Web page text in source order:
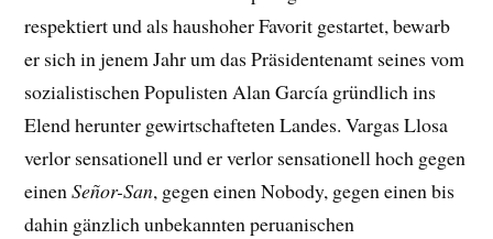
respektiert und als haushoher Favorit gestartet, bewarb
er sich in jenem Jahr um das Präsidentenamt seines vom
sozialistischen Populisten Alan García gründlich ins
Elend herunter gewirtschafteten Landes. Vargas Llosa
verlor sensationell und er verlor sensationell hoch gegen
einenSeñor-San, gegen einen Nobody, gegen einen bis
dahin gänzlich unbekannten peruanischen